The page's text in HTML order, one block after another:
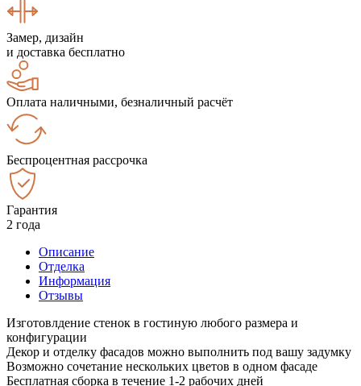
Замер, дизайн
и доставка бесплатно
Оплата наличными, безналичный расчёт
Беспроцентная рассрочка
Гарантия
2 года
Описание
Отделка
Информация
Отзывы
Изготовлдение стенок в гостиную любого размера и
конфигурации
Декор и отделку фасадов можно выполнить под вашу задумку
Возможно сочетание нескольких цветов в одном фасаде
Бесплатная сборка в течение 1-2 рабочих дней